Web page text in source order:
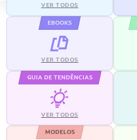
VER TODOS
EBOOKS
VER TODOS
GUIA DE TENDÊNCIAS
VER TODOS
MODELOS